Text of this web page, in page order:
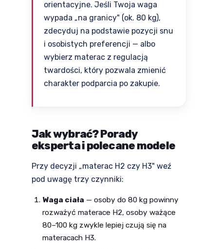
orientacyjne. Jeśli Twoja waga
wypada „na granicy" (ok. 80 kg),
zdecyduj na podstawie pozycji snu
i osobistych preferencji — albo
wybierz materac z regulacją
twardości, który pozwala zmienić
charakter podparcia po zakupie.
Jak wybrać? Porady
eksperta i polecane modele
Przy decyzji „materac H2 czy H3" weź
pod uwagę trzy czynniki:
Waga ciała — osoby do 80 kg powinny
rozważyć materace H2, osoby ważące
80–100 kg zwykle lepiej czują się na
materacach H3.